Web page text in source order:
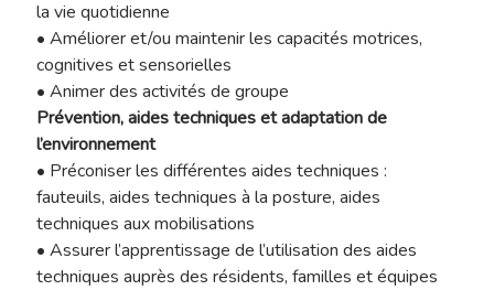
la vie quotidienne
• Améliorer et/ou maintenir les capacités motrices,
cognitives et sensorielles
• Animer des activités de groupe
Prévention, aides techniques et adaptation de
l’environnement
• Préconiser les différentes aides techniques :
fauteuils, aides techniques à la posture, aides
techniques aux mobilisations
• Assurer l’apprentissage de l’utilisation des aides
techniques auprès des résidents, familles et équipes